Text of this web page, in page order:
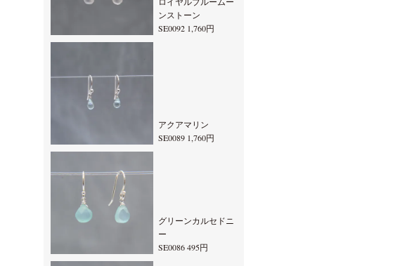
ンストーン
SE0092 1,760円
アクアマリン
SE0089 1,760円
グリーンカルセドニ
ー
SE0086 495円